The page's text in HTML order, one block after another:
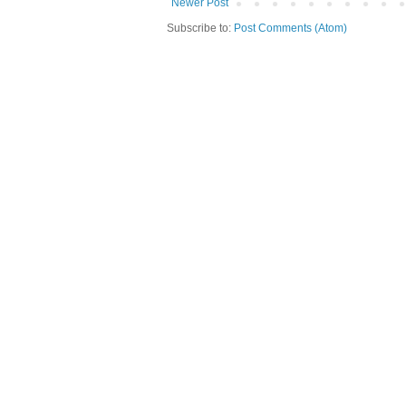
Newer Post
Subscribe to: Post Comments (Atom)